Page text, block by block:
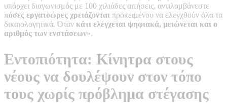
υπάρχει διαγωνισμός με 100 χιλιάδες αιτήσεις, αντιλαμβάνεστε
πόσες εργατοώρες χρειάζονται προκειμένου να ελεγχθούν όλα τα
δικαιολογητικά. Όταν κάτι ελέγχεται ψηφιακά, μειώνεται και ο
αριθμός των ενστάσεων».
Εντοπιότητα: Κίνητρα στους
νέους να δουλέψουν στον τόπο
τους χωρίς πρόβλημα στέγασης